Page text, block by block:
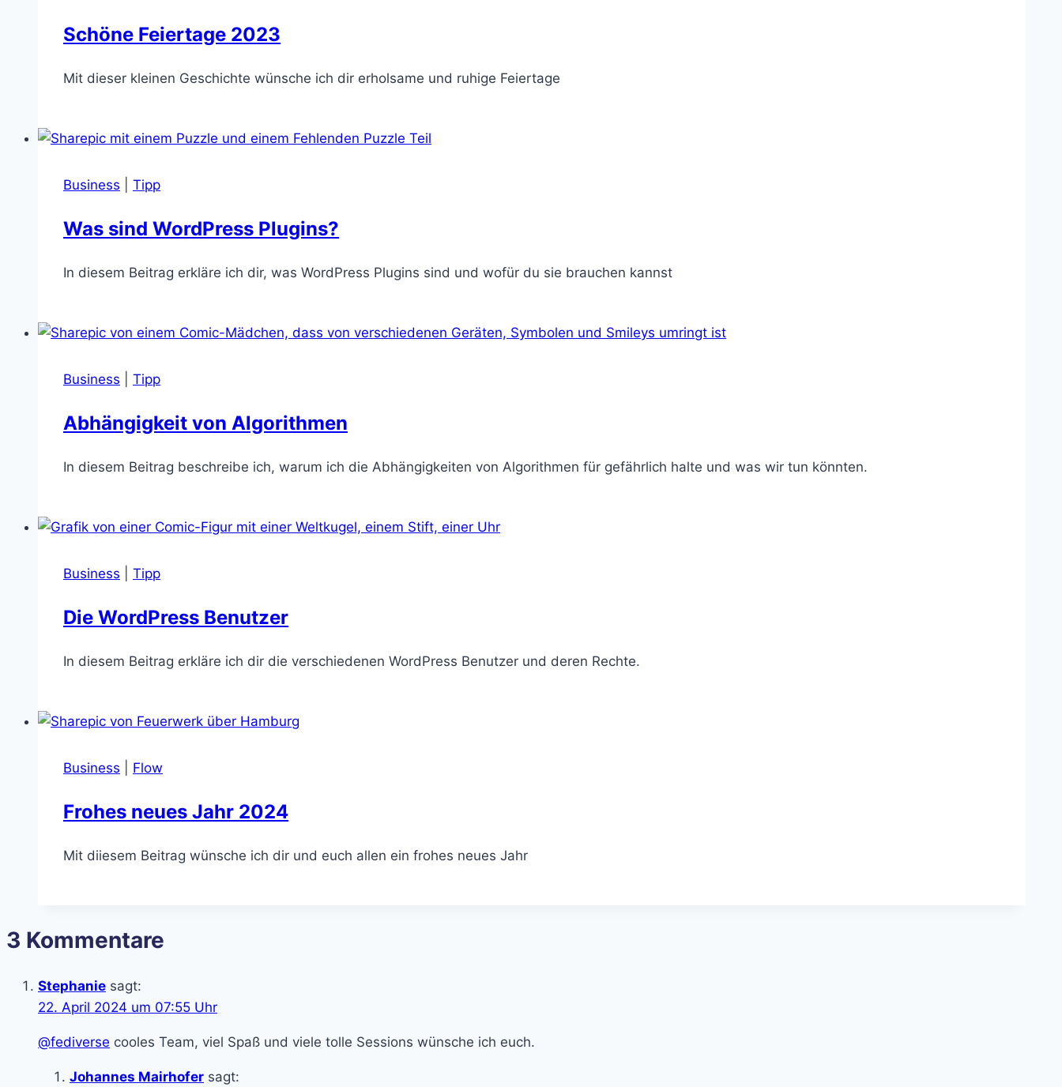
Schöne Feiertage 2023
Mit dieser kleinen Geschichte wünsche ich dir erholsame und ruhige Feiertage
Business Tipp
Was sind WordPress Plugins?
In diesem Beitrag erkläre ich dir, was WordPress Plugins sind und wofür du sie brauchen kannst
Business Tipp
Abhängigkeit von Algorithmen
In diesem Beitrag beschreibe ich, warum ich die Abhängigkeiten von Algorithmen für gefährlich halte und was wir tun könnten.
Business Tipp
Die WordPress Benutzer
In diesem Beitrag erkläre ich dir die verschiedenen WordPress Benutzer und deren Rechte.
Business Flow
Frohes neues Jahr 2024
Mit diiesem Beitrag wünsche ich dir und euch allen ein frohes neues Jahr
3 Kommentare
Stephanie sagt:
22. April 2024 um 07:55 Uhr
@fediverse cooles Team, viel Spaß und viele tolle Sessions wünsche ich euch.
Johannes Mairhofer sagt: